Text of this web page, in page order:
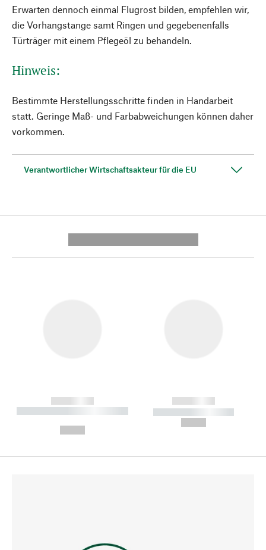
Erwarten dennoch einmal Flugrost bilden, empfehlen wir,
die Vorhangstange samt Ringen und gegebenenfalls
Türträger mit einem Pflegeöl zu behandeln.
Hinweis:
Bestimmte Herstellungsschritte finden in Handarbeit
statt. Geringe Maß- und Farbabweichungen können daher
vorkommen.
Verantwortlicher Wirtschaftsakteur für die EU
------------
----------- ----------- --------
------------
----------- -----------